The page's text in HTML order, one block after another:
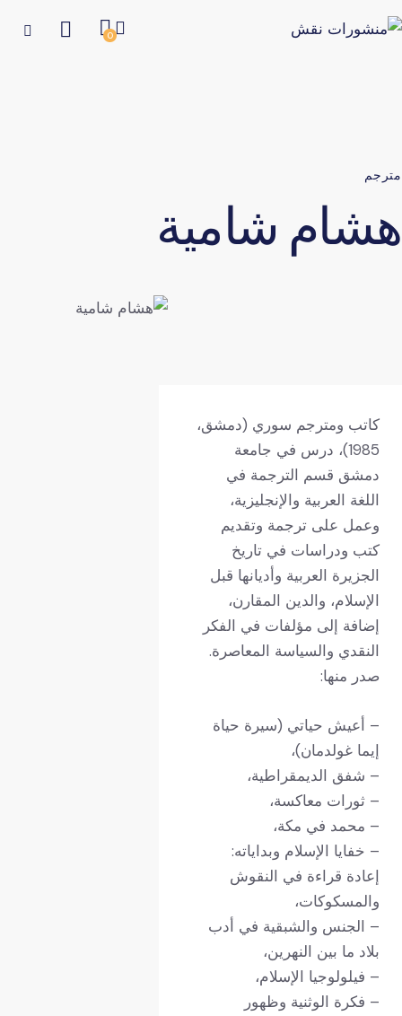
0
مترجم
هشام شامية
كاتب ومترجم سوري (دمشق،
1985)، درس في جامعة
دمشق قسم الترجمة في
اللغة العربية والإنجليزية،
وعمل على ترجمة وتقديم
كتب ودراسات في تاريخ
الجزيرة العربية وأديانها قبل
الإسلام، والدين المقارن،
إضافة إلى مؤلفات في الفكر
النقدي والسياسة المعاصرة.
صدر منها:
– أعيش حياتي (سيرة حياة
إيما غولدمان)،
– شفق الديمقراطية،
– ثورات معاكسة،
– محمد في مكة،
– خفايا الإسلام وبداياته:
إعادة قراءة في النقوش
والمسكوكات،
– الجنس والشبقية في أدب
بلاد ما بين النهرين،
– فيلولوجيا الإسلام،
– فكرة الوثنية وظهور